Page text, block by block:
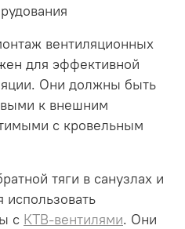
вентиляционных
для эффективной
Они должны быть
к внешним
с кровельным
тяги в санузлах и
использовать
с КТВ-вентилями. Они